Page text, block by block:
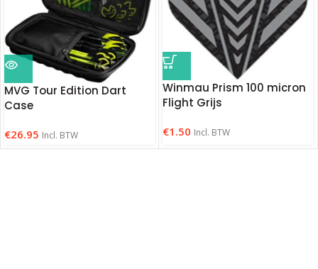
MVG Tour Edition Dart
Case
€26.95 Incl. BTW
Winmau Prism 100 micron
Flight Grijs
€1.50 Incl. BTW